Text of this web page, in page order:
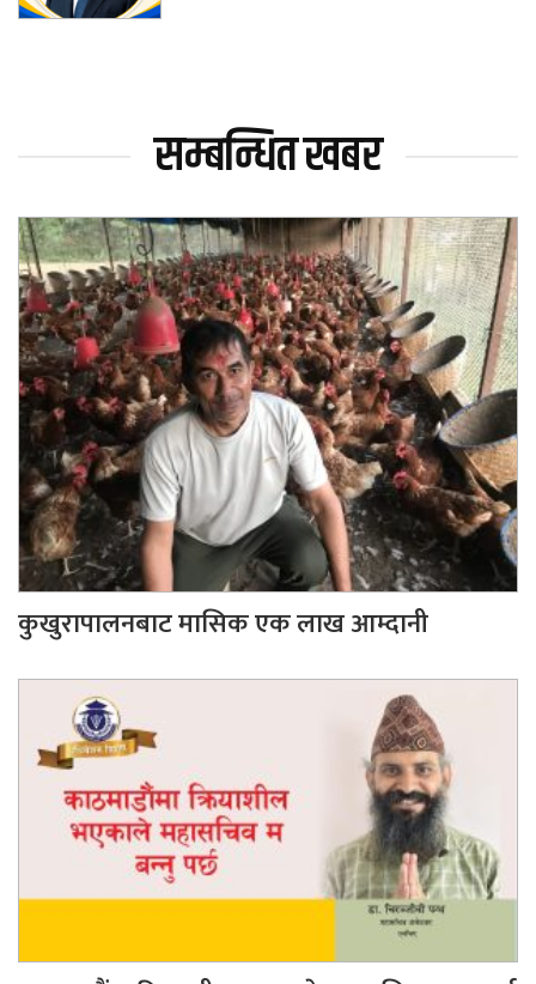
सम्बन्धित खबर
कुखुरापालनबाट मासिक एक लाख आम्दानी